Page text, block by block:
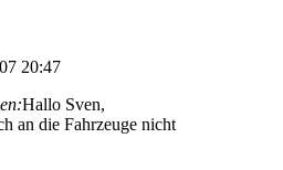
20:47
Hallo Sven,
an die Fahrzeuge nicht